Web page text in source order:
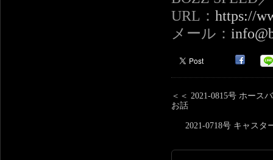
URL： https://
メール：
＜＜ 2021-0815号 ホー
お話
2021-0718号 キャス